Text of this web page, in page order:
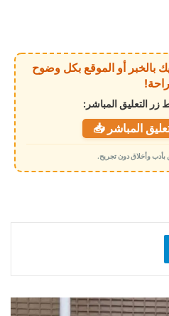
رأيك بالخبر أو الموقع بكل وضوح
زر التعليق المباشر:
المباشر 📥
بأدب وأخلاق دون تجريح.